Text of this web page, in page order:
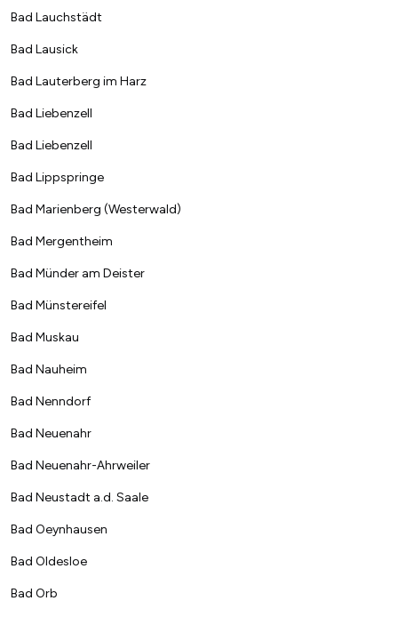
Bad Lauchstädt
Bad Lausick
Bad Lauterberg im Harz
Bad Liebenzell
Bad Liebenzell
Bad Lippspringe
Bad Marienberg (Westerwald)
Bad Mergentheim
Bad Münder am Deister
Bad Münstereifel
Bad Muskau
Bad Nauheim
Bad Nenndorf
Bad Neuenahr
Bad Neuenahr-Ahrweiler
Bad Neustadt a.d. Saale
Bad Oeynhausen
Bad Oldesloe
Bad Orb